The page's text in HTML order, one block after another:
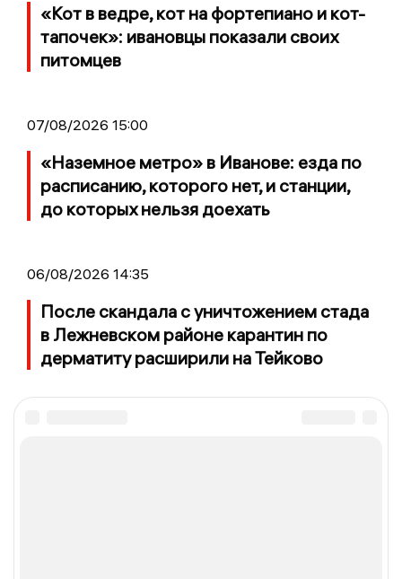
«Кот в ведре, кот на фортепиано и кот-
тапочек»: ивановцы показали своих
питомцев
07/08/2026 15:00
«Наземное метро» в Иванове: езда по
расписанию, которого нет, и станции,
до которых нельзя доехать
06/08/2026 14:35
После скандала с уничтожением стада
в Лежневском районе карантин по
дерматиту расширили на Тейково